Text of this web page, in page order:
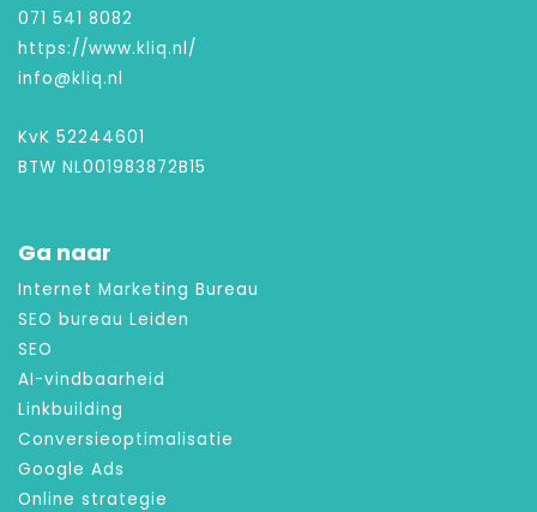
071 541 8082
https://www.kliq.nl/
info@kliq.nl
KvK 52244601
BTW NL001983872B15
Ga naar
Internet Marketing Bureau
SEO bureau Leiden
SEO
AI-vindbaarheid
Linkbuilding
Conversieoptimalisatie
Google Ads
Online strategie